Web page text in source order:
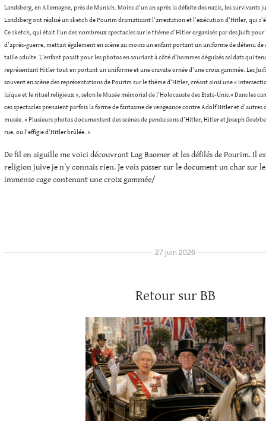
Landsberg, en Allemagne, près de Munich. Moins d’un an après la défaite des nazis, les survivants
Landsberg ont réalisé un sketch de Pourim dramatisant l’arrestation et l’exécution d’Hitler, qui
Ce sketch, qui était l’un des nombreux spectacles sur le thème d’Hitler organisés par des Juifs pour
d’après-guerre, mettait également en scène au moins un enfant portant un uniforme de détenu
taille adulte. L’enfant posait pour les photos en souriant à côté d’hommes déguisés soldats qui
représentant Hitler tout en portant un uniforme et une cravate ornée d’une croix gammée. Les
souvent en scène des représentations de Pourim sur le thème d’Hitler, créant ainsi une «
laïque et le rituel religieux », selon le Musée mémorial de l’Holocauste des Etats-Unis.« Dans les
ces spectacles prenaient parfois la forme de fantasme de vengeance contre Adolf Hitler et d’autres
musée. « Plusieurs photos documentent des scènes de pendaisons d’Hitler, Hitler et Joseph
rue, ou l’effigie d’Hitler brûlée. »
De fil en aiguille me voici découvrant Lag Baomer et les défilés de Pourim. Il
religion juive je n’y connais rien. Je vois passer sur le document un char sur
immense cage contenant une croix gammée/
Retour sur BB
27 juin 2026